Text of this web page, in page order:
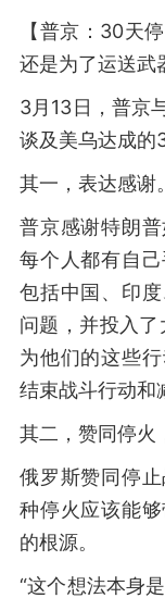
【普京：30天
还是为了运送武
3月13日，普京
谈及美乌达成的
其一，表达感谢。
普京感谢特朗
每个人都有自
包括中国、印
问题，并投入了
为他们的这些
结束战斗行动和
其二，赞同停火
俄罗斯赞同停
种停火应该能
的根源。
“这个想法本身